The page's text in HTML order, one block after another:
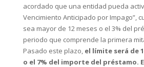
acordado que una entidad pueda
Vencimiento Anticipado por Impago”,
sea mayor de 12 meses o el 3% del
periodo que comprende la primera
Pasado este plazo, el límite será de
o el 7% del importe del préstamo.